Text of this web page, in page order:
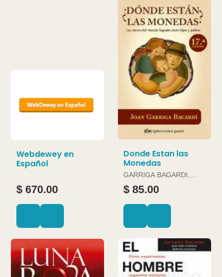
Webdewey en
Español
$ 670.00
Donde Estan las
Monedas
GARRIGA BAGARDI,
JOAN
$ 85.00